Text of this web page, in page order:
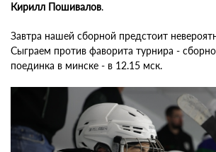
Кирилл Пошивалов.
Завтра нашей сборной предстоит
Сыграем против фаворита турнира -
поединка в минске - в 12.15 мск.